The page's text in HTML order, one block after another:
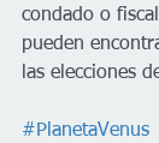
condado o
pueden
las elecciones
#PlanetaVenus